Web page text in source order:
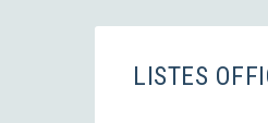
LISTES